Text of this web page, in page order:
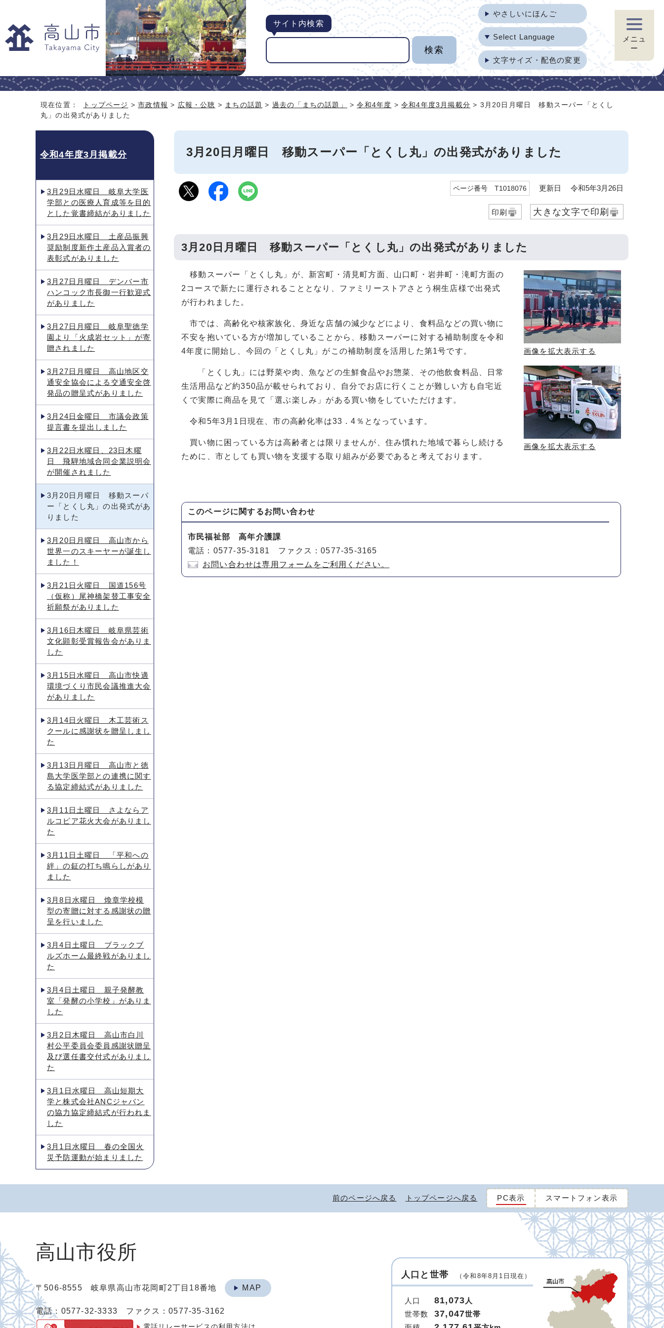
サイト内検索
やさしいにほんご
Select Language
文字サイズ・配色の変更
メニュ
ー
現在位置： トップページ >市政情報 > 広報・公聴 > まちの話題 > 過去の「まちの話題」 >令和4年度 >令和4年度3月掲載分 > 3月20日月曜日 移動スーパー「とくし
丸」の出発式がありました
3月20日月曜日 移動スーパー「とくし丸」の出発式がありました
ページ番号 T1018076 更新日 令和5年3月26日
印刷 大きな文字で印刷
3月20日月曜日 移動スーパー「とくし丸」の出発式がありました
画像を拡大表示する
画像を拡大表示する
移動スーパー「とくし丸」が、新宮町・清見町方面、山口町・岩井町・滝町方面の
2コースで新たに運行されることとなり、ファミリーストアさとう桐生店様で出発式
が行われました。
市では、高齢化や核家族化、身近な店舗の減少などにより、食料品などの買い物に
不安を抱いている方が増加していることから、移動スーパーに対する補助制度を令和
4年度に開始し、今回の「とくし丸」がこの補助制度を活用した第1号です。
「とくし丸」には野菜や肉、魚などの生鮮食品やお惣菜、その他飲食料品、日常
生活用品など約350品が載せられており、自分でお店に行くことが難しい方も自宅近
くで実際に商品を見て「選ぶ楽しみ」がある買い物をしていただけます。
令和5年3月1日現在、市の高齢化率は33．4％となっています。
買い物に困っている方は高齢者とは限りませんが、住み慣れた地域で暮らし続ける
ために、市としても買い物を支援する取り組みが必要であると考えております。
このページに関するお問い合わせ
市民福祉部 高年介護課
電話：0577-35-3181 ファクス：0577-35-3165
お問い合わせは専用フォームをご利用ください。
令和4年度3月掲載分
3月29日水曜日 岐阜大学医
学部との医療人育成等を目的
とした覚書締結がありました
3月29日水曜日 土産品振興
奨励制度新作土産品入賞者の
表彰式がありました
3月27日月曜日 デンバー市
ハンコック市長御一行歓迎式
がありました
3月27日月曜日 岐阜聖徳学
園より「火成岩セット」が寄
贈されました
3月27日月曜日 高山地区交
通安全協会による交通安全啓
発品の贈呈式がありました
3月24日金曜日 市議会政策
提言書を提出しました
3月22日水曜日、23日木曜
日 飛騨地域合同企業説明会
が開催されました
3月20日月曜日 移動スーパ
ー「とくし丸」の出発式があ
りました
3月20日月曜日 高山市から
世界一のスキーヤーが誕生し
ました！
3月21日火曜日 国道156号
（仮称）尾神橋架替工事安全
祈願祭がありました
3月16日木曜日 岐阜県芸術
文化顕彰受賞報告会がありま
した
3月15日水曜日 高山市快適
環境づくり市民会議推進大会
がありました
3月14日火曜日 木工芸術ス
クールに感謝状を贈呈しまし
た
3月13日月曜日 高山市と徳
島大学医学部との連携に関す
る協定締結式がありました
3月11日土曜日 さよならア
ルコピア花火大会がありまし
た
3月11日土曜日 「平和への
絆」の鉦の打ち鳴らしがあり
ました
3月8日水曜日 煥章学校模
型の寄贈に対する感謝状の贈
呈を行いました
3月4日土曜日 ブラックブ
ルズホーム最終戦がありまし
た
3月4日土曜日 親子発酵教
室「発酵の小学校」がありま
した
3月2日木曜日 高山市白川
村公平委員会委員感謝状贈呈
及び選任書交付式がありまし
た
3月1日水曜日 高山短期大
学と株式会社ANCジャパン
の協力協定締結式が行われま
した
3月1日水曜日 春の全国火
災予防運動が始まりました
前のページへ戻る トップページへ戻る PC表示 スマートフォン表示
高山市役所
〒506-8555 岐阜県高山市花岡町2丁目18番地 MAP
電話：0577-32-3333 ファクス：0577-35-3162
人口と世帯 （令和8年8月1日現在）
人口 81,073 人
世帯数
37,047世帯